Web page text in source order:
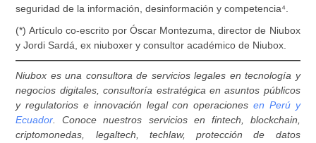
seguridad de la información, desinformación y competencia⁴.
(*) Artículo co-escrito por Óscar Montezuma, director de Niubox
y Jordi Sardá, ex niuboxer y consultor académico de Niubox.
Niubox es una consultora de servicios legales en tecnología y
negocios digitales, consultoría estratégica en asuntos públicos
y regulatorios e innovación legal con operacionesen Perú y
Ecuador . Conoce nuestros servicios en fintech, blockchain,
criptomonedas, legaltech, techlaw, protección de datos